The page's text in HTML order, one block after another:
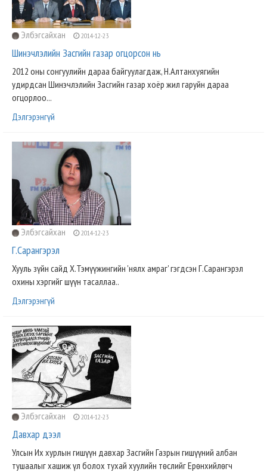
Элбэгсайхан 2014-12-23
Шинэчлэлийн Засгийн газар огцорсон нь
2012 оны сонгуулийн дараа байгуулагдаж, Н.Алтанхуягийн
удирдсан Шинэчлэлийн Засгийн газар хоёр жил гаруйн дараа
огцорлоо...
Дэлгэрэнгүй
Элбэгсайхан 2014-12-23
Г.Сарангэрэл
Хууль зүйн сайд Х.Тэмүүжингийн 'нялх амраг' гэгдсэн Г.Сарангэрэл
охины хэргийг шүүн тасаллаа..
Дэлгэрэнгүй
Элбэгсайхан 2014-12-23
Давхар дээл
Улсын Их хурлын гишүүн давхар Засгийн Газрын гишүүний албан
тушаалыг хашиж үл болох тухай хуулийн төслийг Ерөнхийлөгч